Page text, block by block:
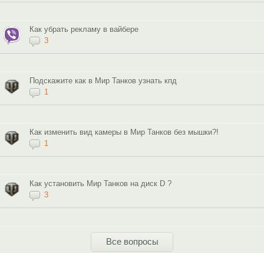
Как убрать рекламу в вайбере
3
Подскажите как в Мир Танков узнать кпд
1
Как изменить вид камеры в Мир Танков без мышки?!
1
Как установить Мир Танков на диск D ?
3
Все вопросы